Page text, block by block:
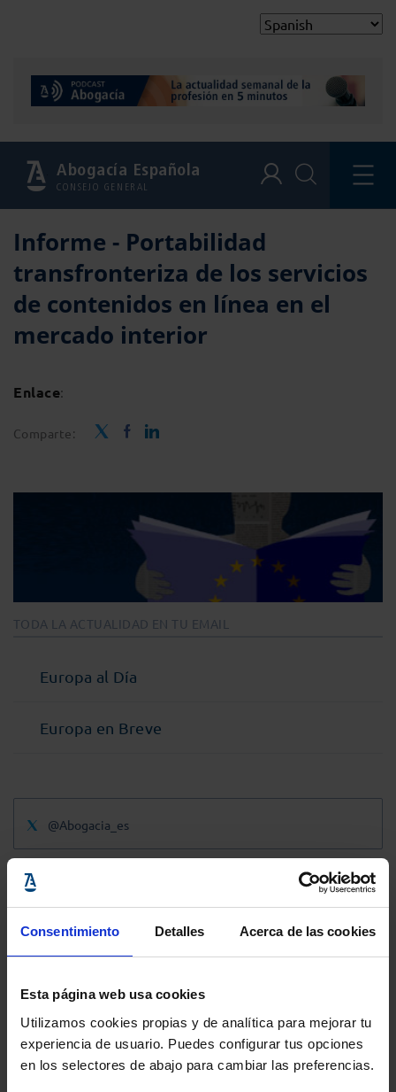
Consentimiento Detalles Acerca de las cookies
Esta página web usa cookies
Utilizamos cookies propias y de analítica para mejorar tu
experiencia de usuario. Puedes configurar tus opciones
en los selectores de abajo para cambiar las preferencias.
Abogacía Española
CONSEJO GENERAL
Informe - Portabilidad
transfronteriza de los servicios
de contenidos en línea en el
mercado interior
Enlace:
Comparte:
TODA LA ACTUALIDAD EN TU EMAIL
Europa al Día
Europa en Breve
@Abogacia_es